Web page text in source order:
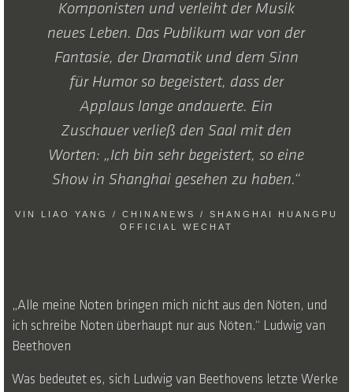
Komponisten und verleiht der Musik
neues Leben. Das Publikum war von der
Fantasie, der Dramatik und dem Sinn
für Humor so begeistert, dass der
Applaus lange andauerte. Ein
Zuschauer verließ den Saal mit den
Worten: „Ich bin sehr begeistert, so eine
Show in Shanghai gesehen zu haben.“
VIN LIAO YANG / CHINANEWS / SHANGHAI HUANGPU
OFFICIAL WECHAT
„Alle meine Noten bringen mich nicht aus den Nöten, und
ich schreibe Noten überhaupt nur aus Nöten.“ Ludwig van
Beethoven
Was bedeutet es, sich Ludwig van Beethovens letzte Werke